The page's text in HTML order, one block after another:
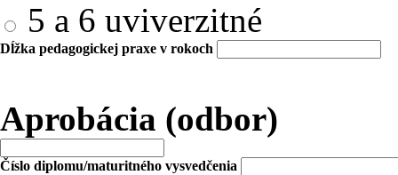
5 a 6 uviverzitné
Dĺžka pedagogickej praxe v rokoch
Aprobácia (odbor)
Číslo diplomu/maturitného vysvedčenia